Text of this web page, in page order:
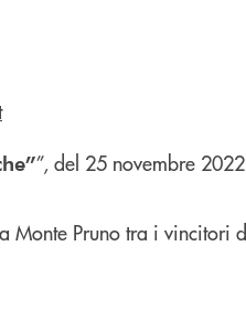
”, del 25 novembre 2022